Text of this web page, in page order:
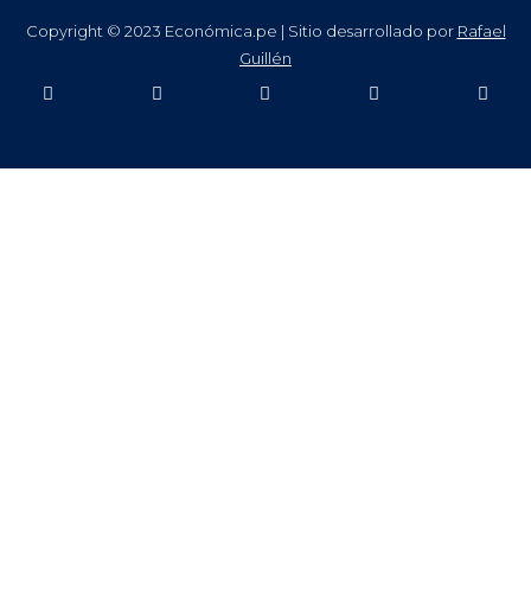
Copyright © 2023 Económica.pe | Sitio desarrollado por Rafael
Guillén